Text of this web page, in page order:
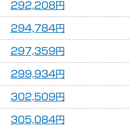
292,208円
294,784円
297,359円
299,934円
302,509円
305,084円